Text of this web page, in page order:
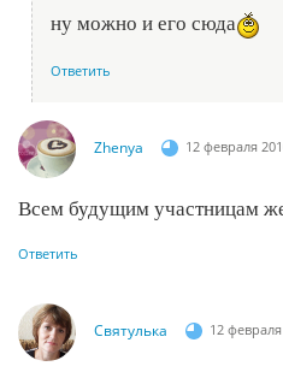
ну можно и его сюда
Ответить
Zhenya 12 февраля
Всем будущим участницам
Ответить
Святулька 12